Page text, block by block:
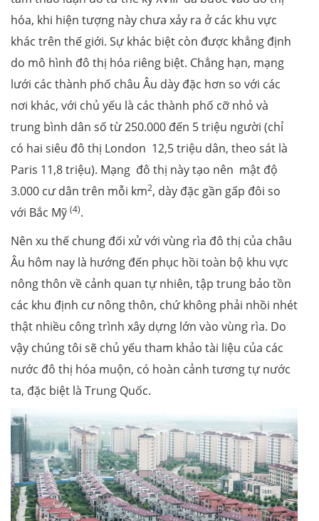
hóa, khi hiện tượng này chưa xảy ra ở các khu vực
khác trên thế giới. Sự khác biệt còn được khẳng định
do mô hình đô thị hóa riêng biệt. Chẳng hạn, mạng
lưới các thành phố châu Âu dày đặc hơn so với các
nơi khác, với chủ yếu là các thành phố cỡ nhỏ và
trung bình dân số từ 250.000 đến 5 triệu người (chỉ
có hai siêu đô thị London 12,5 triệu dân, theo sát là
Paris 11,8 triệu). Mạng đô thị này tạo nên mật độ
3.000 cư dân trên mỗi km2, dày đặc gần gấp đôi so
với Bắc Mỹ (4).
Nên xu thế chung đối xử với vùng rìa đô thị của châu
Âu hôm nay là hướng đến phục hồi toàn bộ khu vực
nông thôn về cảnh quan tự nhiên, tập trung bảo tồn
các khu định cư nông thôn, chứ không phải nhồi nhét
thật nhiều công trình xây dựng lớn vào vùng rìa. Do
vậy chúng tôi sẽ chủ yếu tham khảo tài liệu của các
nước đô thị hóa muộn, có hoàn cảnh tương tự nước
ta, đặc biệt là Trung Quốc.